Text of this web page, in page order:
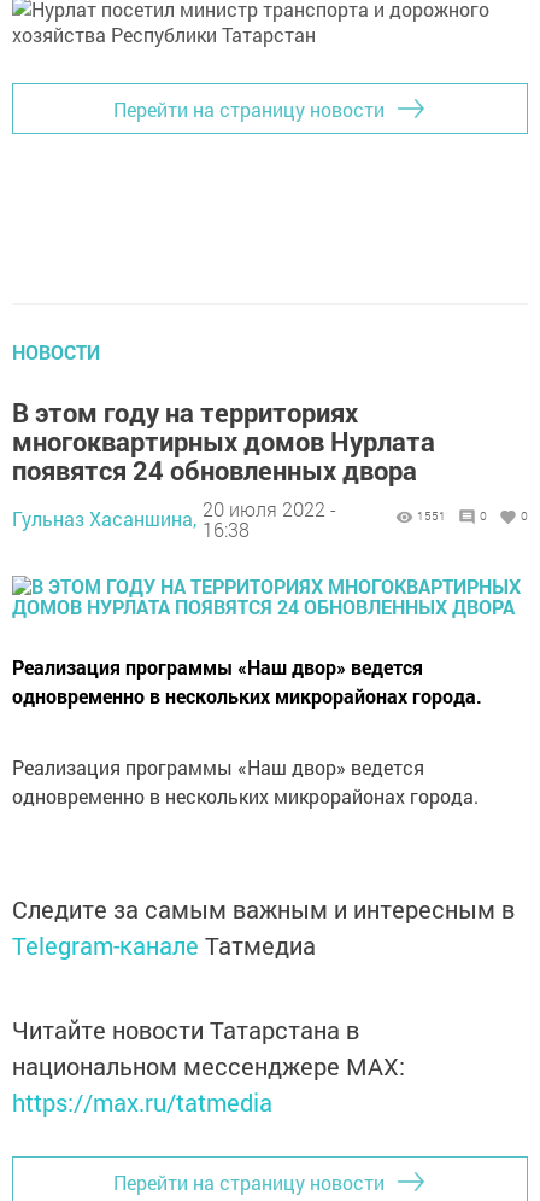
Перейти на страницу новости
НОВОСТИ
В этом году на территориях
многоквартирных домов Нурлата
появятся 24 обновленных двора
Гульназ Хасаншина, 20 июля 2022 -
16:38
1551 0 0
Реализация программы «Наш двор» ведется
одновременно в нескольких микрорайонах города.
Реализация программы «Наш двор» ведется
одновременно в нескольких микрорайонах города.
Следите за самым важным и интересным в
Telegram-канале Татмедиа
Читайте новости Татарстана в
национальном мессенджере MАХ:
https://max.ru/tatmedia
Перейти на страницу новости